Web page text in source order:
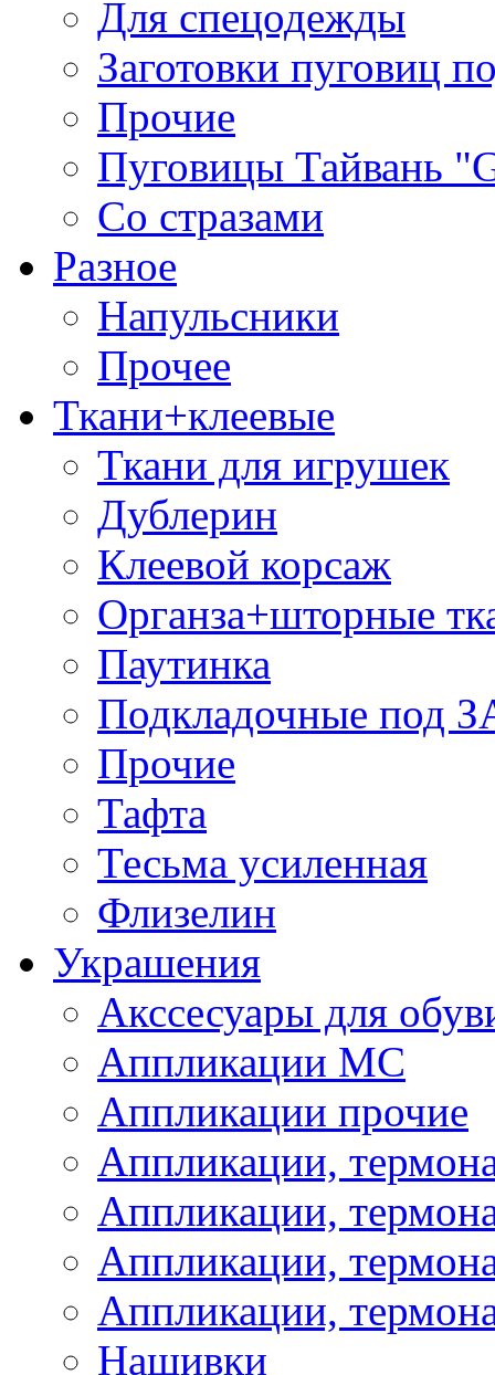
Для спецодежды
Заготовки пуговиц
Прочие
Пуговицы Тайвань
Со стразами
Разное
Напульсники
Прочее
Ткани+клеевые
Ткани для игрушек
Дублерин
Клеевой корсаж
Органза+шторные
Паутинка
Подкладочные под
Прочие
Тафта
Тесьма усиленная
Флизелин
Украшения
Акссесуары для
Аппликации МС
Аппликации прочие
Аппликации,
Аппликации,
Аппликации,
Аппликации,
Нашивки